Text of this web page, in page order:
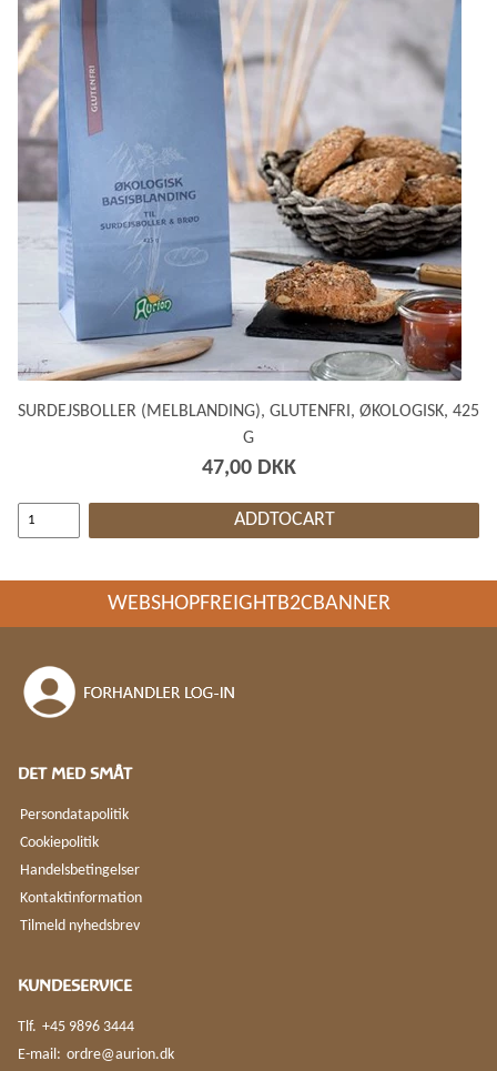
SURDEJSBOLLER (MELBLANDING), GLUTENFRI, ØKOLOGISK, 425
G
47,00 DKK
ADDTOCART
WEBSHOPFREIGHTB2CBANNER
DET MED SMÅT
Persondatapolitik
Cookiepolitik
Handelsbetingelser
Kontaktinformation
Tilmeld nyhedsbrev
KUNDESERVICE
Tlf. +45 9896 3444
E-mail: ordre@aurion.dk